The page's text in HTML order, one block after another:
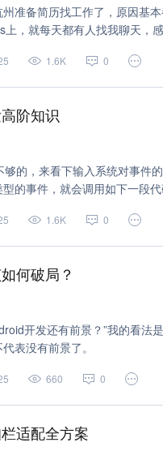
准备简历找工作了，原因基
，就每天都有人找我聊天，
蕴比较强，业务规模比较成
么亮点，基本投的简历就石沉
1.6K 0
阶知识
的，来看下输入系统对事件
的事件，就会调用如下一段代
InputDispatcher.cpp
1.6K 0
何破局？
开发还有前景？”我的看法
表没有前景了。
660 0
适配全方案